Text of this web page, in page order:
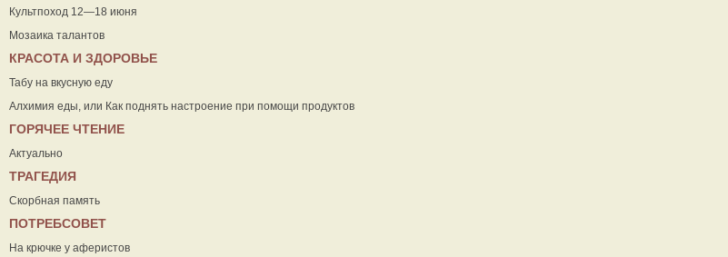
Культпоход 12—18 июня
Мозаика талантов
КРАСОТА И ЗДОРОВЬЕ
Табу на вкусную еду
Алхимия еды, или Как поднять настроение при помощи продуктов
ГОРЯЧЕЕ ЧТЕНИЕ
Актуально
ТРАГЕДИЯ
Скорбная память
ПОТРЕБСОВЕТ
На крючке у аферистов